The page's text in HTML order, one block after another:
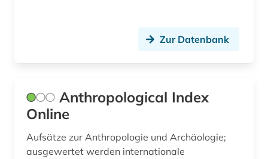
grabmal (1)
grabung (1)
Zur Datenbank
Anthropological Index
Online
Aufsätze zur Anthropologie und Archäologie;
ausgewertet werden internationale